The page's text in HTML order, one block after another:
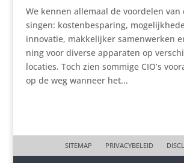
We kennen allemaal de voordelen
singen: kosten­be­spa­ring,
innovatie, makke­lijker samen­werken
ning voor diverse apparaten op
locaties. Toch zien sommige CIO’s
op de weg wanneer het...
SITEMAP PRIVACYBELEID